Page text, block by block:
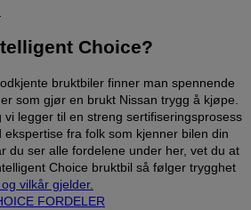
Choice?
bruktbiler finner man spennende
som gjør en brukt Nissan trygg å kjøpe.
legger til en streng sertifiseringsprosess
fra folk som kjenner bilen din
du ser alle fordelene under her, vet du at
Choice bruktbil så følger trygghet
vilkår gjelder.
FORDELER